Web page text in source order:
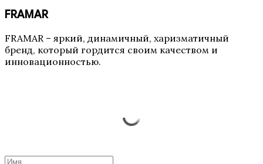
FRAMAR
FRAMAR – яркий, динамичный, харизматичный
бренд, который гордится своим качеством и
инновационностью.